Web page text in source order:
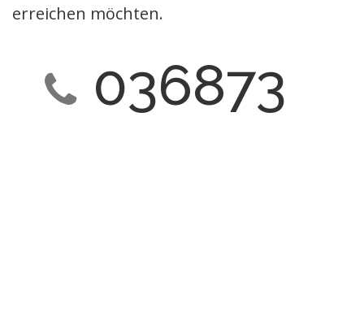
erreichen möchten.
036873